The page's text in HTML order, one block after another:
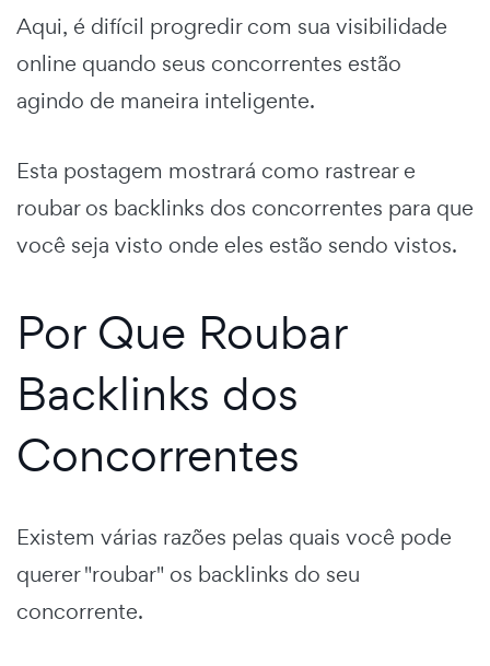
Aqui, é difícil progredir com sua visibilidade
online quando seus concorrentes estão
agindo de maneira inteligente.
Esta postagem mostrará como rastrear e
roubar os backlinks dos concorrentes para que
você seja visto onde eles estão sendo vistos.
Por Que Roubar
Backlinks dos
Concorrentes
Existem várias razões pelas quais você pode
querer "roubar" os backlinks do seu
concorrente.